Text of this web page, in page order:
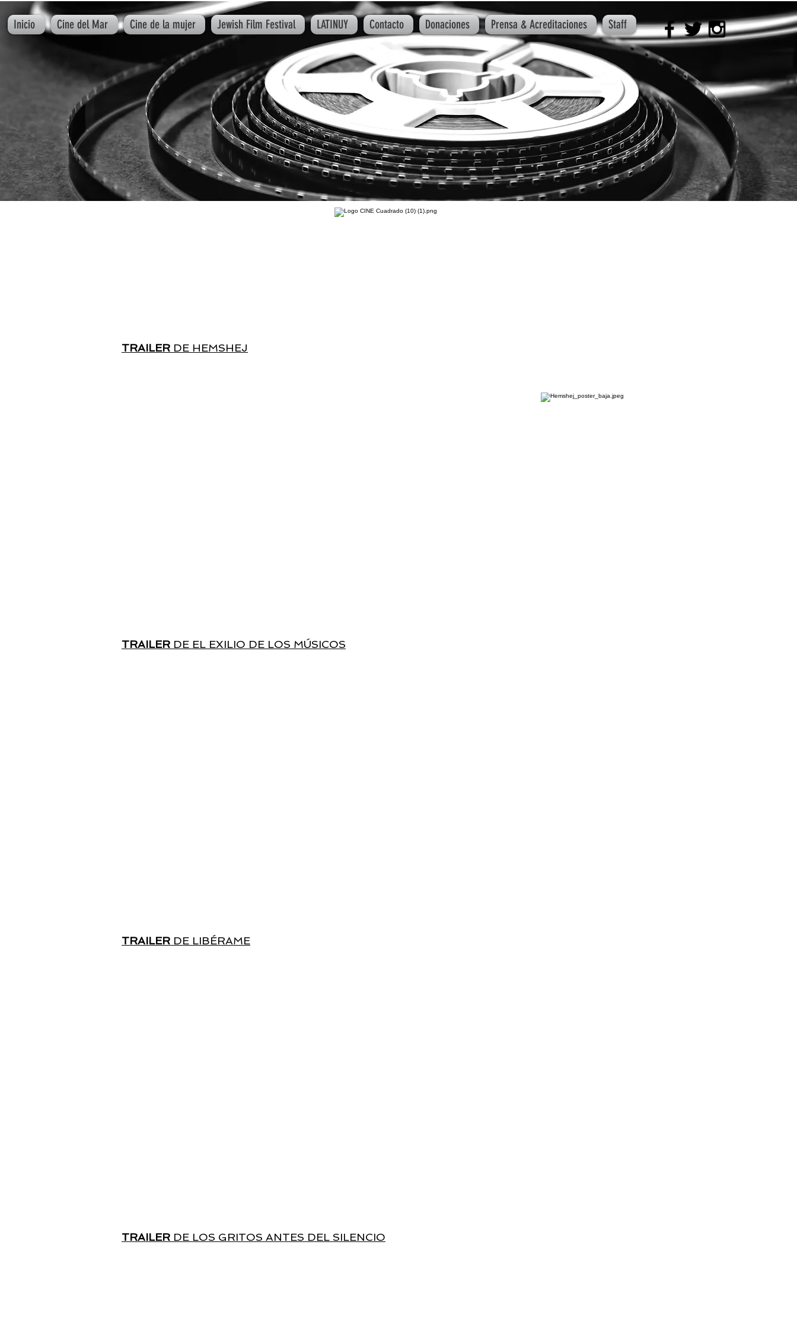
Inicio Cine del Mar Cine de la mujer Jewish Film Festival LATINUY Contacto Donaciones Prensa & Acreditaciones Staff
TRAILER DE HEMSHEJ
TRAILER DE EL EXILIO DE LOS MÚSICOS
TRAILER DE LIBÉRAME
TRAILER DE LOS GRITOS ANTES DEL SILENCIO